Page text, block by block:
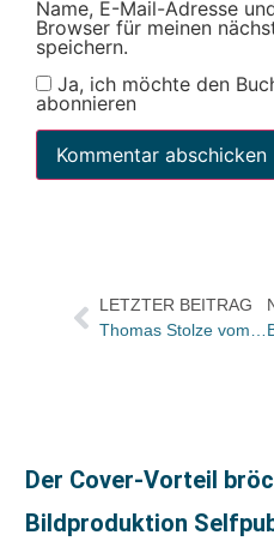
Name, E-Mail-Adresse
Browser für meinen
speichern.
Ja, ich möchte den
abonnieren
LETZTER BEITRAG
Thomas Stolze vom hansanord Verlag
Der Cover-Vorteil
Bildproduktion